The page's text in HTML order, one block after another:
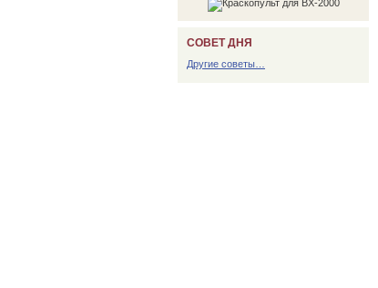
СОВЕТ ДНЯ
Другие советы…